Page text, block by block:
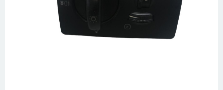
Appelez-nous
01 60 48 23 09